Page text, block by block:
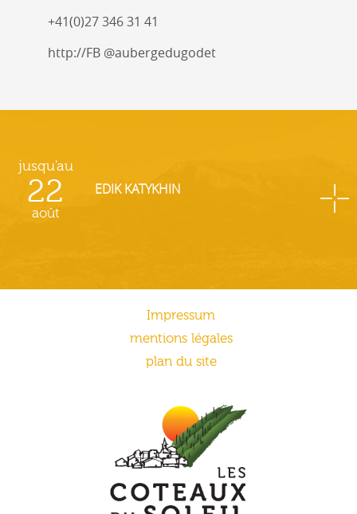
+41(0)27 346 31 41
http://FB @aubergedugodet
jusqu'au
22
août
EDIK KATYKHIN
Impressum
mentions légales
plan du site